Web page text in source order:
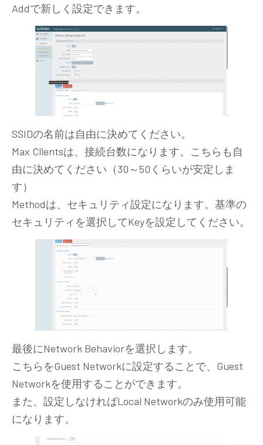
Addで新しく設定できます。
SSIDの名前は自由に決めてください。
Max Clientsは、接続台数になります。こちらも自
由に決めてください（30～50くらいが安定しま
す）
Methodは、セキュリティ設定になります。基準の
セキュリティを選択してKeyを設定してください。
最後にNetwork Behaviorを選択します。
こちらをGuest Networkに設定することで、Guest
Networkを使用することができます。
また、設定しなければLocal Networkのみ使用可能
になります。